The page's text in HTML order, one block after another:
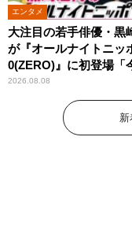
エンタメ
大注目の若手俳優・黒
が『オールナイトニッ
0(ZERO)』に初登場「
とてもワクワクしてお
2026.08.08